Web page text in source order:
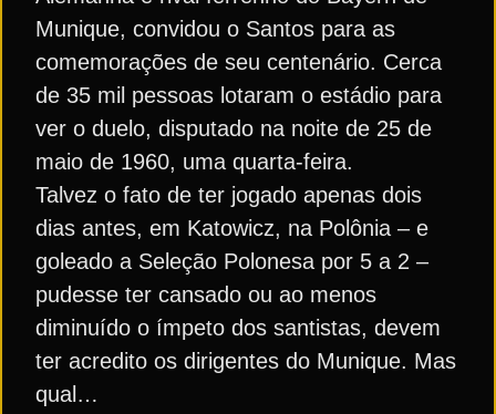
Munique, convidou o Santos para as
comemorações de seu centenário. Cerca
de 35 mil pessoas lotaram o estádio para
ver o duelo, disputado na noite de 25 de
maio de 1960, uma quarta-feira.
Talvez o fato de ter jogado apenas dois
dias antes, em Katowicz, na Polônia – e
goleado a Seleção Polonesa por 5 a 2 –
pudesse ter cansado ou ao menos
diminuído o ímpeto dos santistas, devem
ter acredito os dirigentes do Munique. Mas
qual…